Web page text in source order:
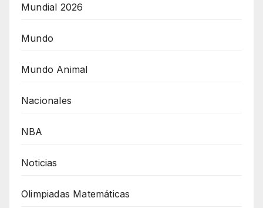
Mundial 2026
Mundo
Mundo Animal
Nacionales
NBA
Noticias
Olimpiadas Matemáticas